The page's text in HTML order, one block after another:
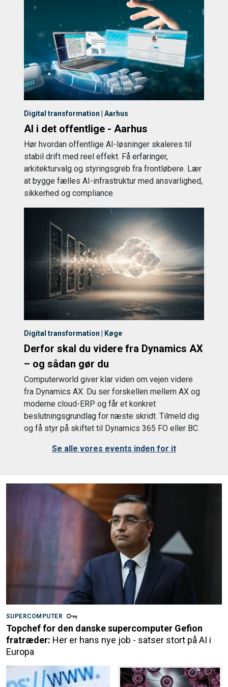
Digital transformation | Aarhus
AI i det offentlige - Aarhus
Hør hvordan offentlige AI-løsninger skaleres til
stabil drift med reel effekt. Få erfaringer,
arkitekturvalg og styringsgreb fra frontløbere. Lær
at bygge fælles AI-infrastruktur med ansvarlighed,
sikkerhed og compliance.
Digital transformation | Køge
Derfor skal du videre fra Dynamics AX
– og sådan gør du
Computerworld giver klar viden om vejen videre
fra Dynamics AX. Du ser forskellen mellem AX og
moderne cloud-ERP og får et konkret
beslutningsgrundlag for næste skridt. Tilmeld dig
og få styr på skiftet til Dynamics 365 FO eller BC.
Se alle vores events inden for it
SUPERCOMPUTER
Topchef for den danske supercomputer Gefion
fratræder: Her er hans nye job - satser stort på AI i
Europa